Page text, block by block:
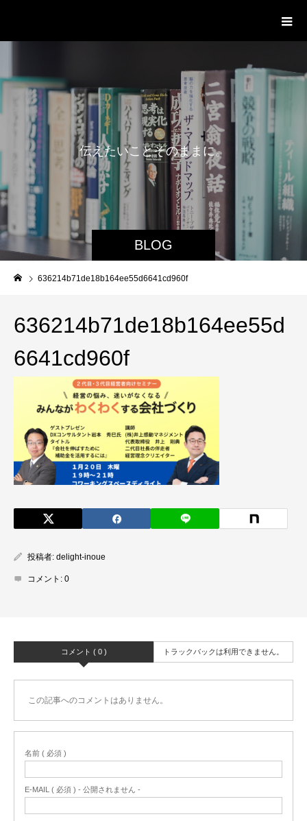
BLOG
伝えたいこ とそのま ま に。
636214b71de18b164ee55d6641cd960f
636214b71de18b164ee55d
6641cd960f
投稿者: delight-inoue
コメント: 0
コメント ( 0 ) トラックバックは利用できません。
この記事へのコメントはありません。
名前 ( 必須 )
E-MAIL ( 必須 ) - 公開されません -